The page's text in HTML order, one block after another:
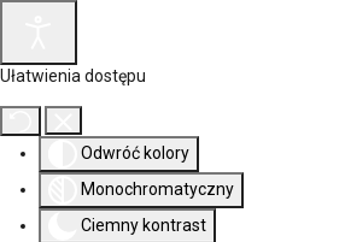
Ułatwienia dostępu
Odwróć kolory
Monochromatyczny
Ciemny kontrast